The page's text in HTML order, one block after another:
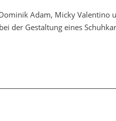
Adam, Micky Valentino
der Gestaltung eines